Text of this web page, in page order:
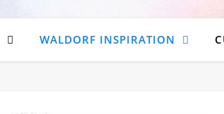
WALDORF INSPIRATION